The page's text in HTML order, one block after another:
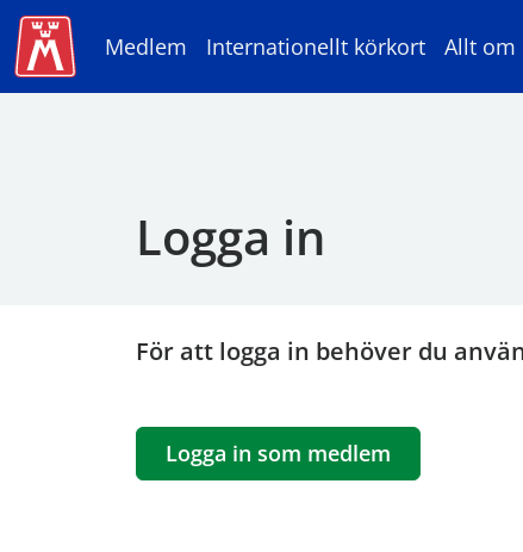
Medlem Internationellt körkort Allt om
Logga in
För att logga in behöver du
Logga in som medlem